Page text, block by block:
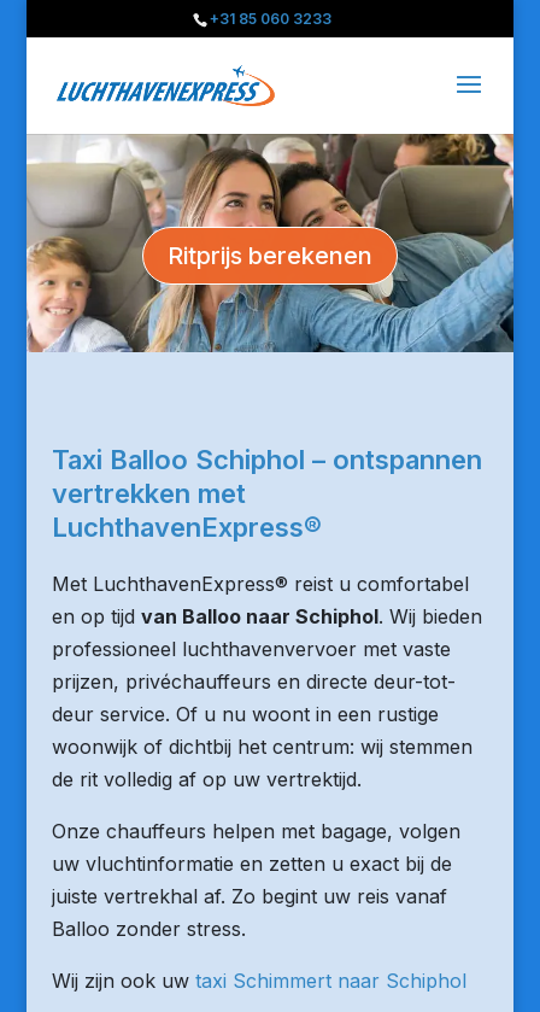
+31 85 060 3233
Ritprijs berekenen
Taxi Balloo Schiphol – ontspannen
vertrekken met
LuchthavenExpress®
Met LuchthavenExpress® reist u comfortabel
en op tijd van Balloo naar Schiphol. Wij bieden
professioneel luchthavenvervoer met vaste
prijzen, privéchauffeurs en directe deur-tot-
deur service. Of u nu woont in een rustige
woonwijk of dichtbij het centrum: wij stemmen
de rit volledig af op uw vertrektijd.
Onze chauffeurs helpen met bagage, volgen
uw vluchtinformatie en zetten u exact bij de
juiste vertrekhal af. Zo begint uw reis vanaf
Balloo zonder stress.
Wij zijn ook uw taxi Schimmert naar Schiphol